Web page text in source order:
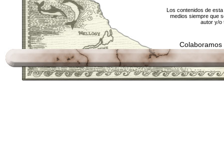
Los contenidos de
medios siempre que
autor y/o